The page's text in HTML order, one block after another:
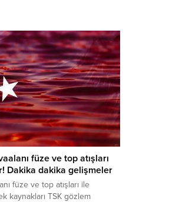
füze ve top atışları
Dakika dakika gelişmeler
füze ve top atışları ile
kaynakları TSK gözlem